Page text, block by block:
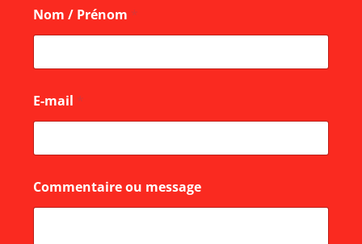
Nom / Prénom *
E-mail *
-
m
Commentaire ou message